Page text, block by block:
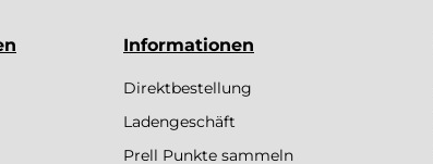
Informationen
Direktbestellung
Ladengeschäft
Prell Punkte sammeln